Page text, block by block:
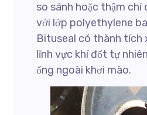
so sánh hoặc thậm
với lớp polyethylene
Bituseal có thành tích
lĩnh vực khí đốt tự
ống ngoài khơi mào.